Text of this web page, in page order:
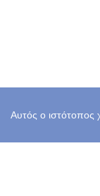
Αυτός ο ιστότοπος